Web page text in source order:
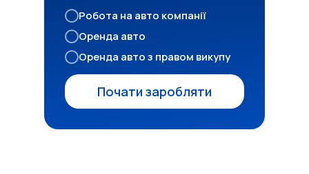
Робота на авто компанії
Оренда авто
Оренда авто з правом викупу
Почати заробляти